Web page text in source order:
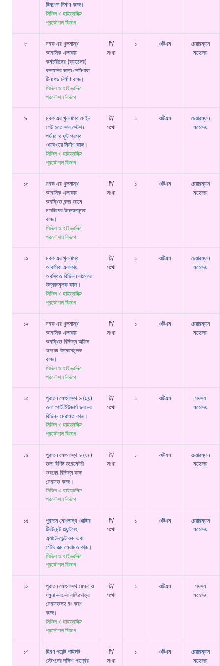
টিনশেড নির্মাণ কাজ।
সিভিল ও হাইড্রলিক্স
প্রকৌশল বিভাগ
৮
মবক এর খুলনাস্থ
আবাসিক এলাকায়
কর্মচারীদের (ব্যাচেলর)
বসবাসের জন্য সেমিপাকা
টিনশেড নির্মাণ কাজ।
সিভিল ও হাইড্রলিক্স
প্রকৌশল বিভাগ
টি/
সংখা
১ ওটিএম
চেয়ারম্যান
মহোদয়
৯
মবক এর খুলনাস্থ মেইন
গেট হতে সাব স্টেশন
পর্যন্ত ৪ ফুট প্রস্থ
ওয়াকওয়ে নির্মাণ কাজ।
সিভিল ও হাইড্রলিক্স
প্রকৌশল বিভাগ
টি/
সংখা
১ ওটিএম
চেয়ারম্যান
মহোদয়
১০
মবক এর খুলনাস্থ
আবাসিক এলাকায়
অবস্থিত বন্দর জামে
মসজিদের উন্নয়নমূলক
কাজ।
সিভিল ও হাইড্রলিক্স
প্রকৌশল বিভাগ
টি/
সংখা
১ ওটিএম
চেয়ারম্যান
মহোদয়
১১
মবক এর খুলনাস্থ
আবাসিক এলাকায়
অবস্থিত বিভিন্ন বাংলোর
উন্নয়নমূলক কাজ।
সিভিল ও হাইড্রলিক্স
প্রকৌশল বিভাগ
টি/
সংখা
১ ওটিএম
চেয়ারম্যান
মহোদয়
১২
মবক এর খুলনাস্থ
আবাসিক এলাকায়
অবস্থিত বিভিন্ন অফিস
ভবনের উন্নয়নমূলক
কাজ।
সিভিল ও হাইড্রলিক্স
প্রকৌশল বিভাগ
টি/
সংখা
১ ওটিএম
চেয়ারম্যান
মহোদয়
১৩
পুরাতন মোংলাস্থ ৬ (ছয়)
তলা পোর্ট ইউজার্স ভবনের
বিভিন্ন মেরামত কাজ।
সিভিল ও হাইড্রলিক্স
প্রকৌশল বিভাগ
টি/
সংখা
১ ওটিএম
সদস্য
মহোদয়
১৪
পুরাতন মোংলাস্থ ৬ (ছয়)
তলা বিশিষ্ট ডরেমেটরী
ভবনের বিভিন্ন কক্ষ
মেরামত কাজ।
সিভিল ও হাইড্রলিক্স
প্রকৌশল বিভাগ
টি/
সংখা
১ ওটিএম
চেয়ারম্যান
মহোদয়
১৫
পুরাতন মোংলাস্থ ওয়াটার
ট্রিটমেন্ট প্ল্যান্টসহ
এ্যাটেনডেন্ট রুম এবং
স্টোর রূম মেরামত কাজ।
সিভিল ও হাইড্রলিক্স
প্রকৌশল বিভাগ
টি/
সংখা
১ ওটিএম
চেয়ারম্যান
মহোদয়
১৬
পুরাতন মোংলাস্থ মেঘনা ও
যমুনা ভবনের বাহিরগাত্র
মেরামতসহ রং করণ
কাজ।
সিভিল ও হাইড্রলিক্স
প্রকৌশল বিভাগ
টি/
সংখা
১ ওটিএম
সদস্য
মহোদয়
১৭
হিরণ পয়েন্ট পাইলট
স্টেশনের দক্ষিণ পার্শ্বের
টি/
সংখা
১ ওটিএম
চেয়ারম্যান
মহোদয়